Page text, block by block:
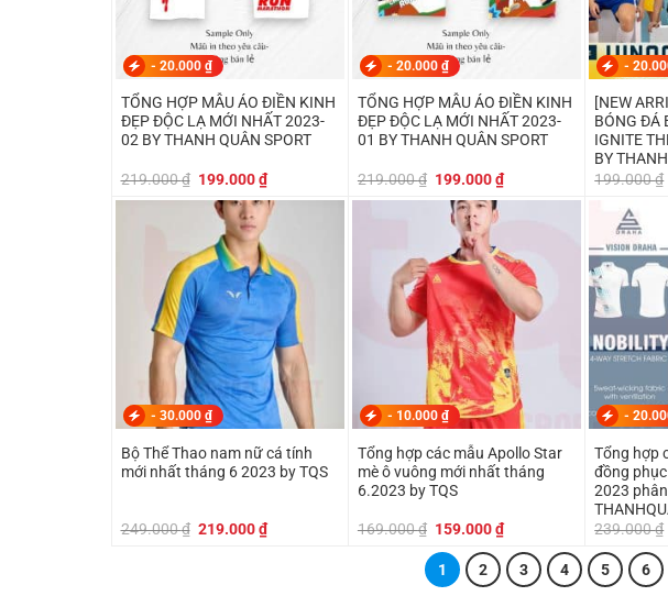
- 20.000 ₫
TỔNG HỢP MẪU ÁO ĐIỀN KINH
ĐẸP ĐỘC LẠ MỚI NHẤT 2023-
02 BY THANH QUÂN SPORT
219.000₫ Giá
219.000 ₫.
199.000₫Giá
hiện
tại
là:
199.000 ₫.
- 20.000 ₫
TỔNG HỢP MẪU ÁO ĐIỀN KINH
ĐẸP ĐỘC LẠ MỚI NHẤT 2023-
01 BY THANH QUÂN SPORT
219.000₫ Giá
219.000 ₫.
199.000₫Giá
hiện
-
[NEW
BÓNG ĐÁ
IGNITE
BY
199.000₫
- 30.000 ₫
Bộ Thể Thao nam nữ cá tính
mới nhất tháng 6 2023 by TQS
249.000₫ Giá
219.000₫Giá
hiện
- 10.000 ₫
Tổng hợp các mẫu Apollo Star
mè ô vuông mới nhất tháng
6.2023 by TQS
169.000₫ Giá
là:
169.000 ₫.
159.000₫Giá
hiện
tại
là:
159.000 ₫.
-
Tổng hợp
đồng
2023
239.000₫
1 2 3 4 5 6